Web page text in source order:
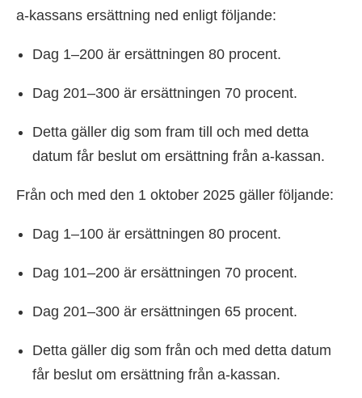
a-kassans ersättning ned enligt följande:
Dag 1–200 är ersättningen 80 procent.
Dag 201–300 är ersättningen 70 procent.
Detta gäller dig som fram till och med detta
datum får beslut om ersättning från a-kassan.
Från och med den 1 oktober 2025 gäller följande:
Dag 1–100 är ersättningen 80 procent.
Dag 101–200 är ersättningen 70 procent.
Dag 201–300 är ersättningen 65 procent.
Detta gäller dig som från och med detta datum
får beslut om ersättning från a-kassan.